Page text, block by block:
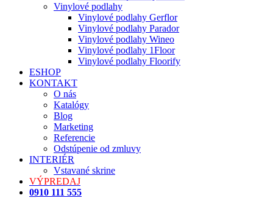
Vinylové podlahy
Vinylové podlahy Gerflor
Vinylové podlahy Parador
Vinylové podlahy Wineo
Vinylové podlahy 1Floor
Vinylové podlahy Floorify
ESHOP
KONTAKT
O nás
Katalógy
Blog
Marketing
Referencie
Odstúpenie od zmluvy
INTERIÉR
Vstavané skrine
VÝPREDAJ
0910 111 555